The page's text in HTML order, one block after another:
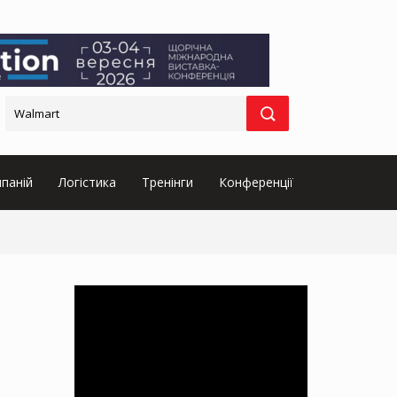
Логістика Тренінги Конференції